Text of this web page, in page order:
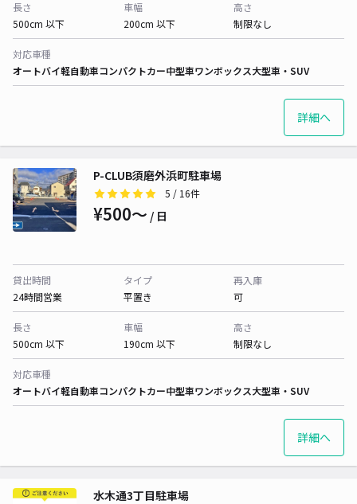
長さ
500cm 以下
車幅
200cm 以下
高さ
制限なし
対応車種
オートバイ軽自動車コンパクトカー中型車ワンボックス大型車・SUV
詳細へ
P-CLUB須磨外浜町駐車場
5 / 16件
¥500〜 / 日
貸出時間
24時間営業
タイプ
平置き
再入庫
可
長さ
500cm 以下
車幅
190cm 以下
高さ
制限なし
対応車種
オートバイ軽自動車コンパクトカー中型車ワンボックス大型車・SUV
詳細へ
水木通3丁目駐車場